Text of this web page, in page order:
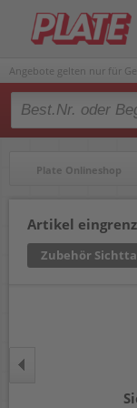
Angebote gelten nur für
Type 2 or more
Plate Onlineshop
Artikel
Zubehör